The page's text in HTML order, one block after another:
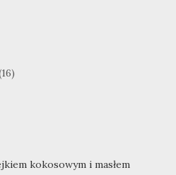
kokosowym i masłem